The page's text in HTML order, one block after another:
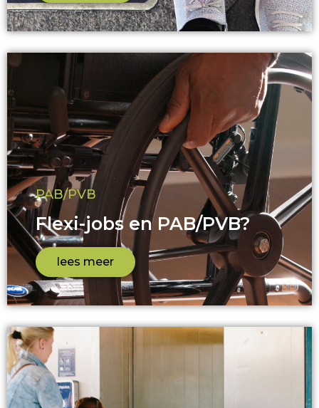
stuur Thijs een mail
PAB/PVB
Flexi-jobs en PAB/PVB?
lees meer